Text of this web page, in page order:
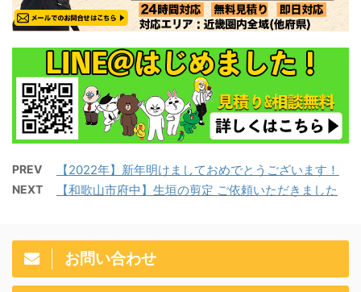
PREV 【2022年】新年明けましておめでとうございます！
NEXT 【和歌山市府中】生垣の剪定 ご依頼いただきました
お問い合わせ